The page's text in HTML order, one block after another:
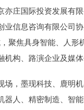
亦庄国际投资发展有
业信息咨询有限公司
聚焦具身智能、人形
机构、路演企业及媒
墨现科技、鹿明机
器人、精密制造、智